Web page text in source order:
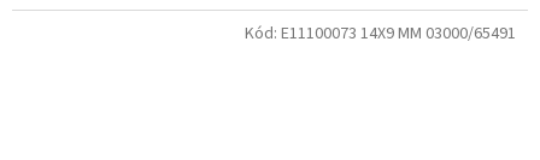
Kód: E11100073 14X9 MM 03000/65491